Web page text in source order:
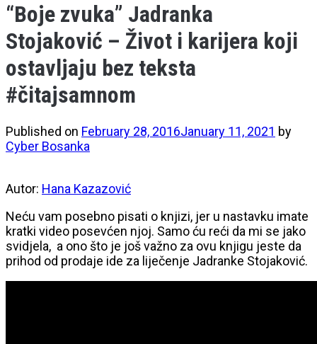
“Boje zvuka” Jadranka
Stojaković – Život i karijera koji
ostavljaju bez teksta
#čitajsamnom
Published on February 28, 2016January 11, 2021 by
Cyber Bosanka
Autor: Hana Kazazović
Neću vam posebno pisati o knjizi, jer u nastavku imate
kratki video posevćen njoj. Samo ću reći da mi se jako
svidjela, a ono što je još važno za ovu knjigu jeste da
prihod od prodaje ide za liječenje Jadranke Stojaković.